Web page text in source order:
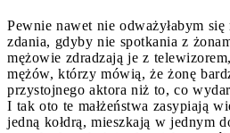
Pewnie nawet nie odważyłabym się
zdania, gdyby nie spotkania z
mężowie zdradzają je z
mężów, którzy mówią, że żonę
przystojnego aktora niż to, co
I tak oto te małżeństwa zasypiają
jedną kołdrą, mieszkają w jednym